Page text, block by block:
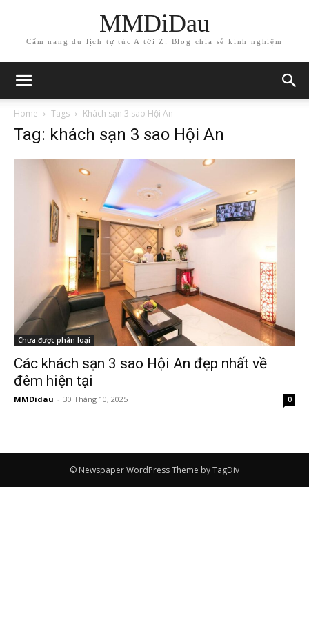
MMDiDau
Cẩm nang du lịch tự túc A tới Z: Blog chia sẻ kinh nghiệm
Home Tags Khách sạn 3 sao Hội An
Tag: khách sạn 3 sao Hội An
Chưa được phân loại
Các khách sạn 3 sao Hội An đẹp nhất về
đêm hiện tại
MMDidau - 30 Tháng 10, 2025 0
© Newspaper WordPress Theme by TagDiv